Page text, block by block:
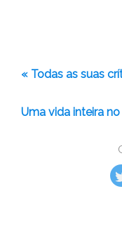
« Todas as suas
Uma vida inteira